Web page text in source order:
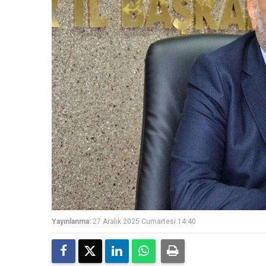
Yayınlanma: 27 Aralık 2025 Cumartesi 14:40